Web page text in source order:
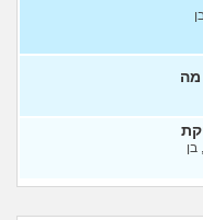
13
מה
בן